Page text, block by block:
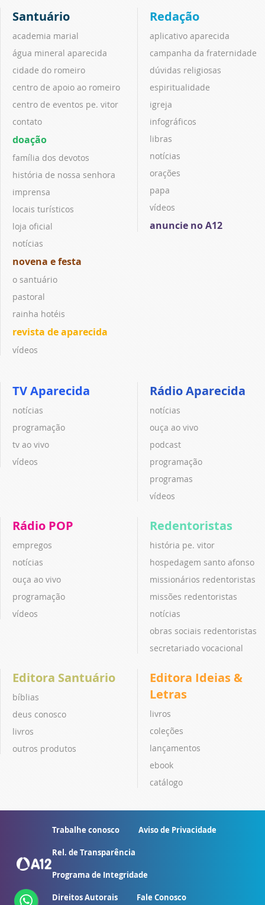
Santuário
academia marial
água mineral aparecida
cidade do romeiro
centro de apoio ao romeiro
centro de eventos pe. vitor
contato
doação
família dos devotos
história de nossa senhora
imprensa
locais turísticos
loja oficial
notícias
novena e festa
o santuário
pastoral
rainha hotéis
revista de aparecida
vídeos
Redação
aplicativo aparecida
campanha da fraternidade
dúvidas religiosas
espiritualidade
igreja
infográficos
libras
notícias
orações
papa
vídeos
anuncie no A12
TV Aparecida
notícias
programação
tv ao vivo
vídeos
Rádio Aparecida
notícias
ouça ao vivo
podcast
programação
programas
vídeos
Rádio POP
empregos
notícias
ouça ao vivo
programação
vídeos
Redentoristas
história pe. vitor
hospedagem santo afonso
missionários redentoristas
missões redentoristas
notícias
obras sociais redentoristas
secretariado vocacional
Editora Santuário
bíblias
deus conosco
livros
outros produtos
Editora Ideias &
Letras
livros
coleções
lançamentos
ebook
catálogo
Trabalhe conosco Aviso de Privacidade
Rel. de Transparência
Programa de Integridade
Direitos Autorais Fale Conosco